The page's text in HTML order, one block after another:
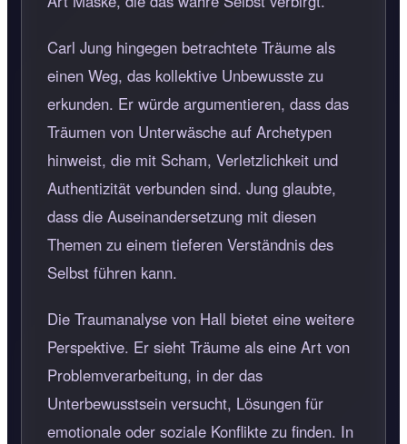
Carl Jung hingegen betrachtete Träume als
einen Weg, das kollektive Unbewusste zu
erkunden. Er würde argumentieren, dass das
Träumen von Unterwäsche auf Archetypen
hinweist, die mit Scham, Verletzlichkeit und
Authentizität verbunden sind. Jung glaubte,
dass die Auseinandersetzung mit diesen
Themen zu einem tieferen Verständnis des
Selbst führen kann.
Die Traumanalyse von Hall bietet eine weitere
Perspektive. Er sieht Träume als eine Art von
Problemverarbeitung, in der das
Unterbewusstsein versucht, Lösungen für
emotionale oder soziale Konflikte zu finden. In